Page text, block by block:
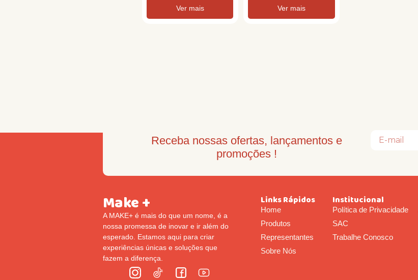
Ver mais Ver mais
Receba nossas ofertas, lançamentos e
promoções !
Make +
A MAKE+ é mais do que um nome, é a
nossa promessa de inovar e ir além do
esperado. Estamos aqui para criar
experiências únicas e soluções que
fazem a diferença.
Links Rápidos
Home
Produtos
Representantes
Sobre Nós
Institucional
Política de Privacidade
SAC
Trabalhe Conosco